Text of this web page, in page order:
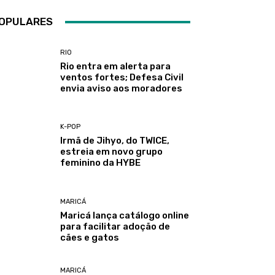
RIO
Rio entra em alerta para
ventos fortes; Defesa Civil
envia aviso aos moradores
K-POP
Irmã de Jihyo, do TWICE,
estreia em novo grupo
feminino da HYBE
MARICÁ
Maricá lança catálogo online
para facilitar adoção de
cães e gatos
MARICÁ